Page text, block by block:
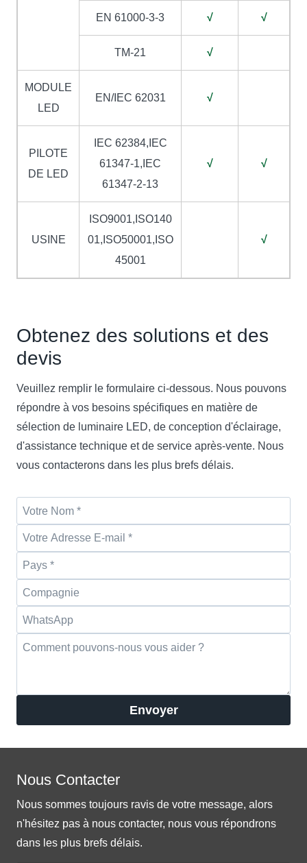
EN 61000-3-3 √ √
TM-21 √
MODULE
LED
EN/IEC 62031 √
PILOTE
DE LED
IEC 62384,IEC
61347-1,IEC
61347-2-13
√ √
USINE
ISO9001,ISO140
01,ISO50001,ISO
45001
√
Obtenez des solutions et des
devis
Veuillez remplir le formulaire ci-dessous. Nous pouvons
répondre à vos besoins spécifiques en matière de
sélection de luminaire LED, de conception d'éclairage,
d'assistance technique et de service après-vente. Nous
vous contacterons dans les plus brefs délais.
Envoyer
Nous Contacter
Nous sommes toujours ravis de votre message, alors
n'hésitez pas à nous contacter, nous vous répondrons
dans les plus brefs délais.